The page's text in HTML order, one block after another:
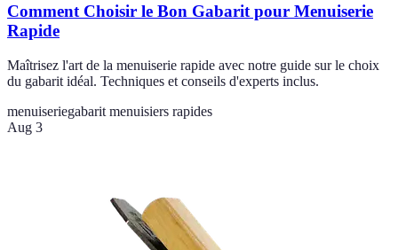
Comment Choisir le Bon Gabarit pour Menuiserie
Rapide
Maîtrisez l'art de la menuiserie rapide avec notre guide sur le choix
du gabarit idéal. Techniques et conseils d'experts inclus.
menuiseriegabarit menuisiers rapides
Aug 3